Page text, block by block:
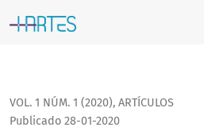
VOL. 1 NÚM. 1 (2020), ARTÍCULOS
Publicado 28-01-2020